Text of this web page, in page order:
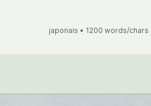
japonais • 1200 words/chars